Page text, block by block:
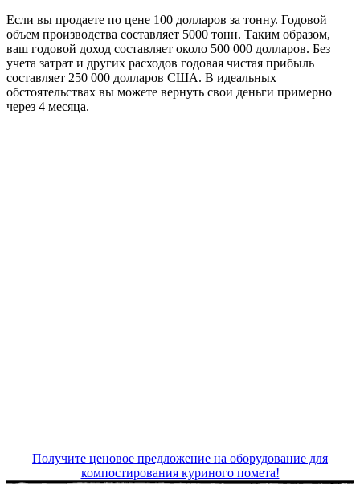
Если вы продаете по цене 100 долларов за тонну. Годовой
объем производства составляет 5000 тонн. Таким образом,
ваш годовой доход составляет около 500 000 долларов. Без
учета затрат и других расходов годовая чистая прибыль
составляет 250 000 долларов США. В идеальных
обстоятельствах вы можете вернуть свои деньги примерно
через 4 месяца.
Получите ценовое предложение на оборудование для
компостирования куриного помета!